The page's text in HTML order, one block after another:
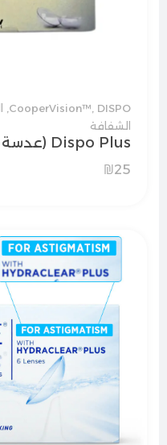
CooperVision™, DISPO
,
الشفافة
Dispo Plus (عدسة واحدة)
₪25